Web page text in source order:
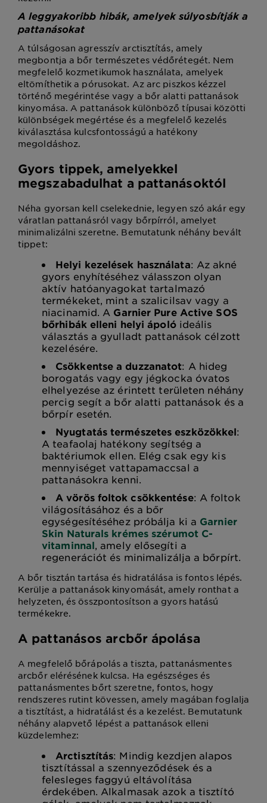
A leggyakoribb hibák, amelyek súlyosbítják a
pattanásokat
A túlságosan agresszív arctisztítás, amely
megbontja a bőr természetes védőrétegét. Nem
megfelelő kozmetikumok használata, amelyek
eltömíthetik a pórusokat. Az arc piszkos kézzel
történő megérintése vagy a bőr alatti pattanások
kinyomása. A pattanások különböző típusai közötti
különbségek megértése és a megfelelő kezelés
kiválasztása kulcsfontosságú a hatékony
megoldáshoz.
Gyors tippek, amelyekkel
megszabadulhat a pattanásoktól
Néha gyorsan kell cselekednie, legyen szó akár egy
váratlan pattanásról vagy bőrpírról, amelyet
minimalizálni szeretne. Bemutatunk néhány bevált
tippet:
Helyi kezelések használata: Az akné
gyors enyhítéséhez válasszon olyan
aktív hatóanyagokat tartalmazó
termékeket, mint a szalicilsav vagy a
niacinamid. A Garnier Pure Active SOS
bőrhibák elleni helyi ápolóideális
választás a gyulladt pattanások célzott
kezelésére.
Csökkentse a duzzanatot: A hideg
borogatás vagy egy jégkocka óvatos
elhelyezése az érintett területen néhány
percig segít a bőr alatti pattanások és a
bőrpír esetén.
Nyugtatás természetes eszközökkel:
A teafaolaj hatékony segítség a
baktériumok ellen. Elég csak egy kis
mennyiséget vattapamaccsal a
pattanásokra kenni.
A vörös foltok csökkentése: A foltok
világosításához és a bőr
egységesítéséhez próbálja ki a Garnier
Skin Naturals krémes szérumot C-
vitaminnal , amely elősegíti a
regenerációt és minimalizálja a bőrpírt.
A bőr tisztán tartása és hidratálása is fontos lépés.
Kerülje a pattanások kinyomását, amely ronthat a
helyzeten, és összpontosítson a gyors hatású
termékekre.
A pattanásos arcbőr ápolása
A megfelelő bőrápolás a tiszta, pattanásmentes
arcbőr elérésének kulcsa. Ha egészséges és
pattanásmentes bőrt szeretne, fontos, hogy
rendszeres rutint kövessen, amely magában foglalja
a tisztítást, a hidratálást és a kezelést. Bemutatunk
néhány alapvető lépést a pattanások elleni
küzdelemhez:
Arctisztítás: Mindig kezdjen alapos
tisztítással a szennyeződések és a
felesleges faggyú eltávolítása
érdekében. Alkalmasak azok a tisztító